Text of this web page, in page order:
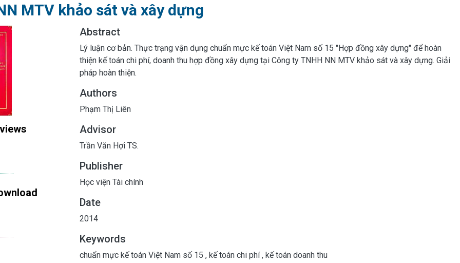
MTV khảo sát và xây dựng
Abstract
Lý luận cơ bản. Thực trạng vận dụng chuẩn mực kế toán Việt Nam số 15 "Hợp đồng xây dựng" để hoàn
thiện kế toán chi phí, doanh thu hợp đồng xây dựng tại Công ty TNHH NN MTV khảo sát và xây dựng. Giải
pháp hoàn thiện.
Authors
Phạm Thị Liên
Advisor
Trần Văn Hợi TS.
Publisher
Học viện Tài chính
Date
2014
Keywords
chuẩn mực kế toán Việt Nam số 15 , kế toán chi phí, kế toán doanh thu